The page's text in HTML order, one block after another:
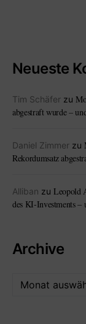
Neueste
Tim Schäfer zu
abgestraft wurde –
Daniel Zimmer zu
Rekordumsatz
Alliban zu Leopold
des KI-Investments –
Archive